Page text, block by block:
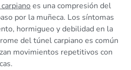
es una compresión del
por la muñeca. Los síntomas
hormigueo y debilidad en la
del túnel carpiano es común
movimientos repetitivos con